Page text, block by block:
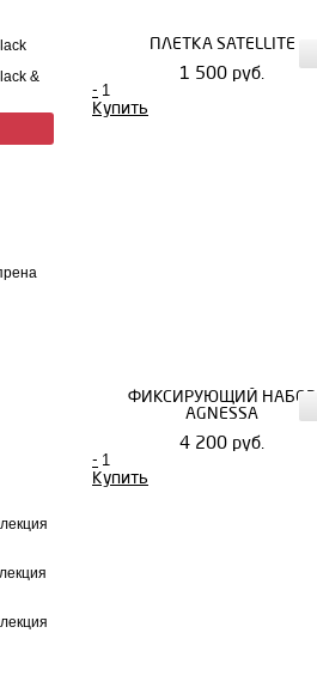
&
ПЛЕТКА SATELLITE
1 500 руб.
-
Купить
ФИКСИРУЮЩИЙ НАБОР
AGNESSA
4 200 руб.
-
Купить